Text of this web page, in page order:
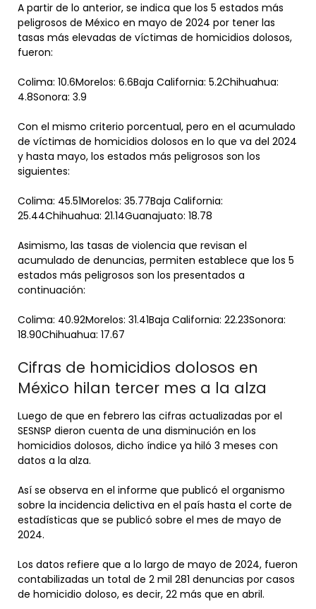
A partir de lo anterior, se indica que los 5 estados más
peligrosos de México en mayo de 2024 por tener las
tasas más elevadas de víctimas de homicidios dolosos,
fueron:
Colima: 10.6Morelos: 6.6Baja California: 5.2Chihuahua:
4.8Sonora: 3.9
Con el mismo criterio porcentual, pero en el acumulado
de víctimas de homicidios dolosos en lo que va del 2024
y hasta mayo, los estados más peligrosos son los
siguientes:
Colima: 45.51Morelos: 35.77Baja California:
25.44Chihuahua: 21.14Guanajuato: 18.78
Asimismo, las tasas de violencia que revisan el
acumulado de denuncias, permiten establece que los 5
estados más peligrosos son los presentados a
continuación:
Colima: 40.92Morelos: 31.41Baja California: 22.23Sonora:
18.90Chihuahua: 17.67
Cifras de homicidios dolosos en
México hilan tercer mes a la alza
Luego de que en febrero las cifras actualizadas por el
SESNSP dieron cuenta de una disminución en los
homicidios dolosos, dicho índice ya hiló 3 meses con
datos a la alza.
Así se observa en el informe que publicó el organismo
sobre la incidencia delictiva en el país hasta el corte de
estadísticas que se publicó sobre el mes de mayo de
2024.
Los datos refiere que a lo largo de mayo de 2024, fueron
contabilizadas un total de 2 mil 281 denuncias por casos
de homicidio doloso, es decir, 22 más que en abril.